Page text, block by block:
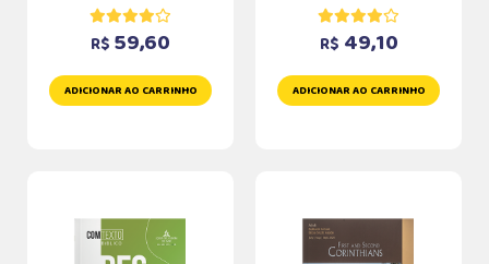
R$ 59,60
ADICIONAR AO CARRINHO
R$ 49,10
ADICIONAR AO CARRINHO